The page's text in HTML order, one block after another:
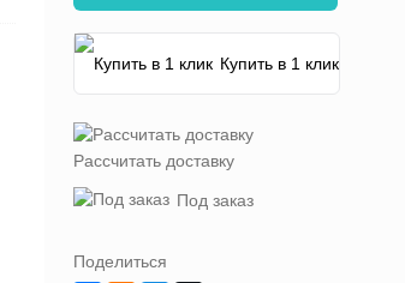
Купить в 1 клик
Рассчитать доставку
Под заказ
Поделиться